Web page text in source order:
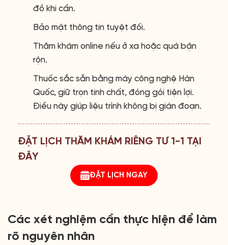
đồ khi cần.
Bảo mật thông tin tuyệt đối.
Thăm khám online nếu ở xa hoặc quá bận
rộn.
Thuốc sắc sẵn bằng máy công nghệ Hàn
Quốc, giữ trọn tinh chất, đóng gói tiện lợi.
Điều này giúp liệu trình không bị gián đoạn.
ĐẶT LỊCH THĂM KHÁM RIÊNG TƯ 1-1 TẠI
ĐÂY
ĐẶT LỊCH NGAY
Các xét nghiệm cần thực hiện để làm
rõ nguyên nhân